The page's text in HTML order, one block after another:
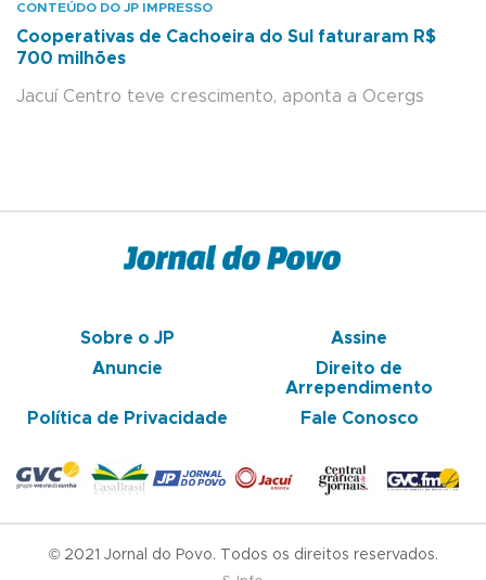
CONTEÚDO DO JP IMPRESSO
Cooperativas de Cachoeira do Sul faturaram R$
700 milhões
Jacuí Centro teve crescimento, aponta a Ocergs
Sobre o JP
Assine
Anuncie
Direito de
Arrependimento
Política de Privacidade
Fale Conosco
© 2021 Jornal do Povo. Todos os direitos reservados.